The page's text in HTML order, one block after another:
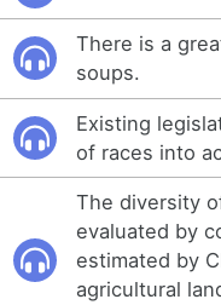
There is a
soups.
Existing
of races into
The diversity
evaluated by
estimated by
agricultural